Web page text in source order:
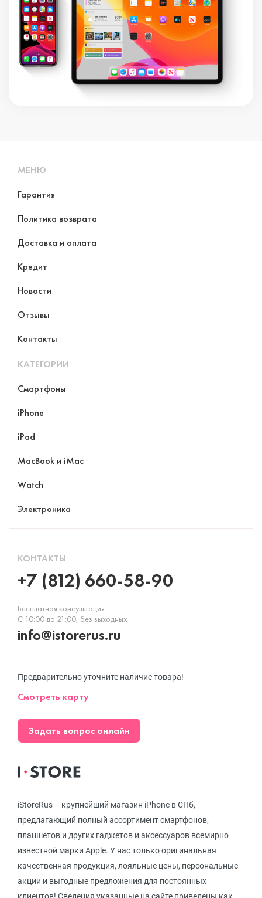
iStoreRus – крупнейший магазин iPhone в СПб,
предлагающий полный ассортимент смартфонов,
планшетов и других гаджетов и аксессуаров всемирно
известной марки Apple. У нас только оригинальная
качественная продукция, лояльные цены, персональные
акции и выгодные предложения для постоянных
МЕНЮ
Гарантия
Политика возврата
Доставка и оплата
Кредит
Новости
Отзывы
Контакты
КАТЕГОРИИ
Смартфоны
iPhone
iPad
MacBook и iMac
Watch
Электроника
КОНТАКТЫ
+7 (812) 660-58-90
Бесплатная консультация
С 10:00 до 21:00, без выходных
info@istorerus.ru
Предварительно уточните наличие товара!
Смотреть карту
Задать вопрос онлайн